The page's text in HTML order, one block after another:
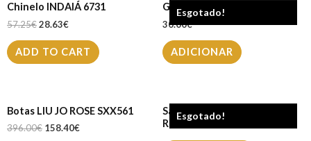
Chinelo INDAIÁ 6731
57.25€28.63€
ADD TO CART
Esgotado!
Gola Raposa A13
30.00€
ADICIONAR
Botas LIU JO ROSE SXX561
396.00€ 158.40€
Esgotado!
Sapatilha LIU JO KARLIE
REVOLUTION